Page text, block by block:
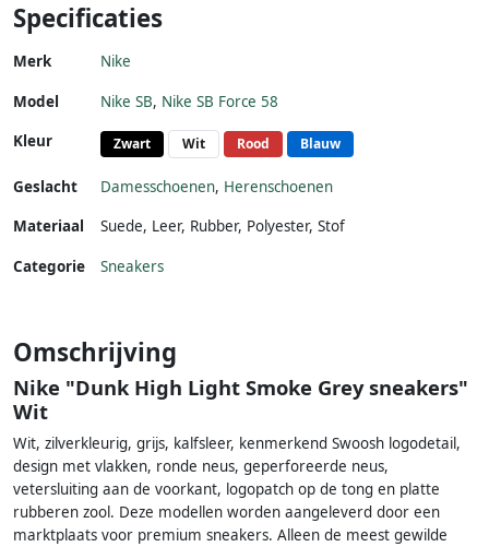
Specificaties
Merk Nike
Model Nike SB, Nike SB Force 58
Kleur
Zwart Wit Rood Blauw
Geslacht Damesschoenen, Herenschoenen
Materiaal
Suede, Leer, Rubber, Polyester, Stof
Categorie Sneakers
Omschrijving
Nike "Dunk High Light Smoke Grey sneakers"
Wit
Wit, zilverkleurig, grijs, kalfsleer, kenmerkend Swoosh logodetail,
design met vlakken, ronde neus, geperforeerde neus,
vetersluiting aan de voorkant, logopatch op de tong en platte
rubberen zool. Deze modellen worden aangeleverd door een
marktplaats voor premium sneakers. Alleen de meest gewilde